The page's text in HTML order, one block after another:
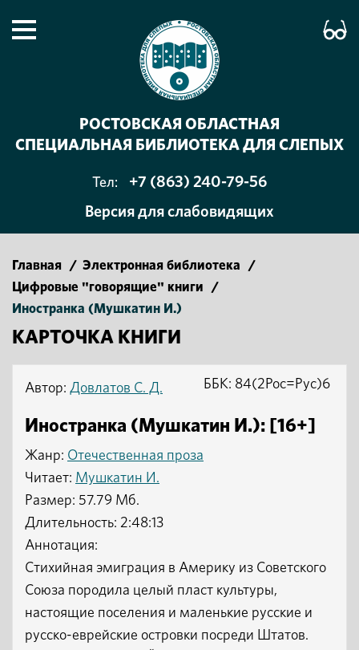
РОСТОВСКАЯ ОБЛАСТНАЯ
СПЕЦИАЛЬНАЯ БИБЛИОТЕКА ДЛЯ СЛЕПЫХ
Тел:
+7 (863) 240-79-56
Версия для слабовидящих
Главная / Электронная библиотека
/
Цифровые "говорящие" книги
/
Иностранка (Мушкатин И.)
КАРТОЧКА КНИГИ
Автор: Довлатов С. Д.
Иностранка (Мушкатин И.): [16+]
Жанр: Отечественная проза
Читает: Мушкатин И.
ББК: 84(2Рос=Рус)6
Размер: 57.79 Мб.
Длительность: 2:48:13
Аннотация:
Стихийная эмиграция в Америку из Советского
Союза породила целый пласт культуры,
настоящие поселения и маленькие русские и
русско-еврейские островки посреди Штатов.